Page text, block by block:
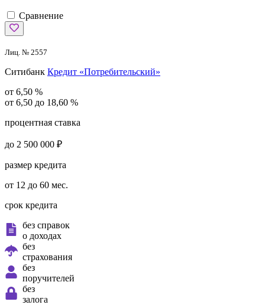
Сравнение
Лиц. № 2557
Ситибанк Кредит «Потребительский»
от 6,50 %
от 6,50 до 18,60 %
процентная ставка
до 2 500 000 ₽
размер кредита
от 12 до 60 мес.
срок кредита
без справок
о доходах
без
страхования
без
поручителей
без
залога